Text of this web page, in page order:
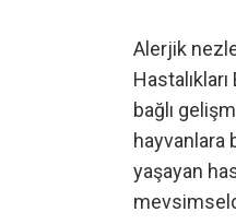
Alerjik
bağlı
hayvanlara
yaşayan